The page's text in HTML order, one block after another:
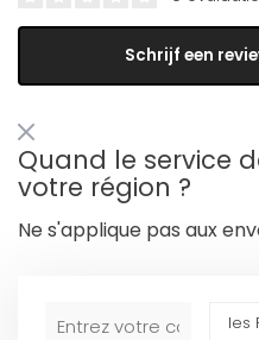
Schrijf een
Quand le service
votre région ?
Ne s'applique pas aux